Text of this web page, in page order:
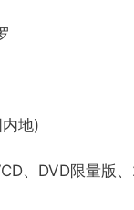
地)
、DVD限量版